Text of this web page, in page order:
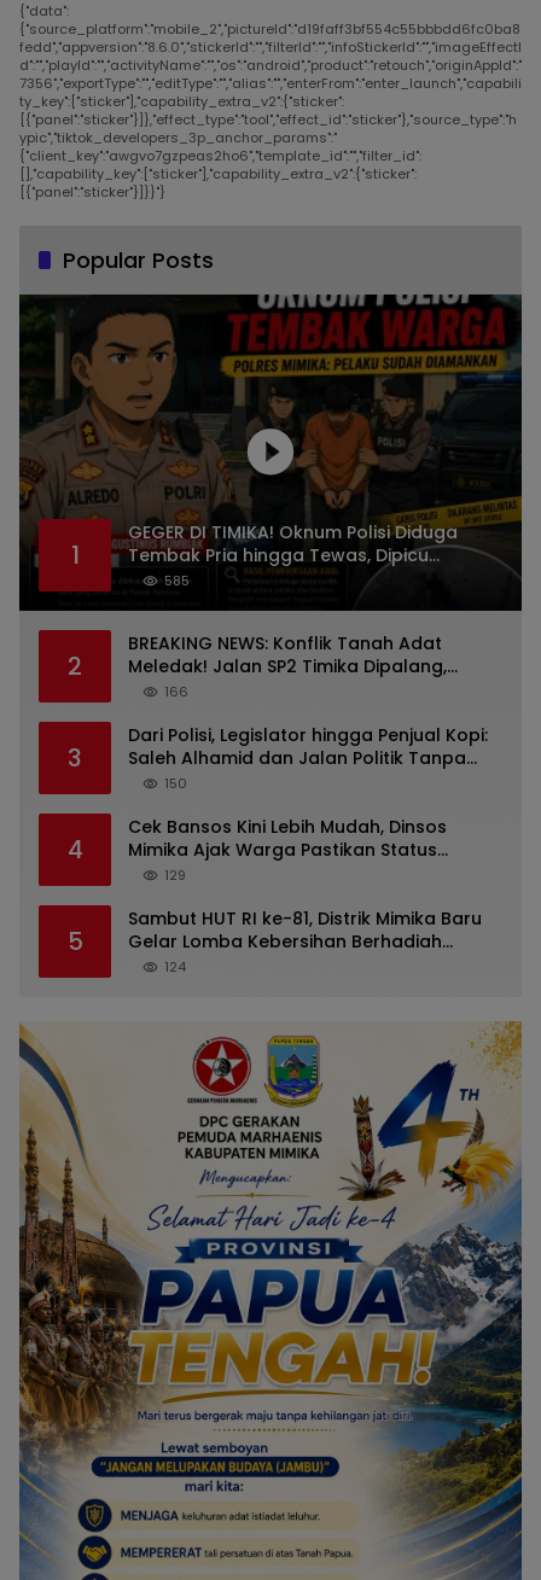
{"data":
{"source_platform":"mobile_2","pictureId":"d19faff3bf554c55bbbdd6fc0ba8
fedd","appversion":"8.6.0","stickerId":"","filterId":"","infoStickerId":"","imageEffectI
d":"","playId":"","activityName":"","os":"android","product":"retouch","originAppId":"
7356","exportType":"","editType":"","alias":"","enterFrom":"enter_launch","capabili
ty_key":["sticker"],"capability_extra_v2":{"sticker":
[{"panel":"sticker"}]},"effect_type":"tool","effect_id":"sticker"},"source_type":"h
ypic","tiktok_developers_3p_anchor_params":"
{"client_key":"awgvo7gzpeas2ho6","template_id":"","filter_id":
[],"capability_key":["sticker"],"capability_extra_v2":{"sticker":
[{"panel":"sticker"}]}}"}
Popular Posts
1
GEGER DI TIMIKA! Oknum Polisi Diduga
Tembak Pria hingga Tewas, Dipicu
Dugaan Persoalan Rumah Tangga
585
2
BREAKING NEWS: Konflik Tanah Adat
Meledak! Jalan SP2 Timika Dipalang,
Pemilik Hak Ulayat Minta Sertifikat
166
3
Dari Polisi, Legislator hingga Penjual Kopi:
Saleh Alhamid dan Jalan Politik Tanpa
Pamrih
150
4
Cek Bansos Kini Lebih Mudah, Dinsos
Mimika Ajak Warga Pastikan Status
Penerima Lewat HP
129
5
Sambut HUT RI ke-81, Distrik Mimika Baru
Gelar Lomba Kebersihan Berhadiah
Puluhan Juta, 96 RT Siap Adu Kampung
124